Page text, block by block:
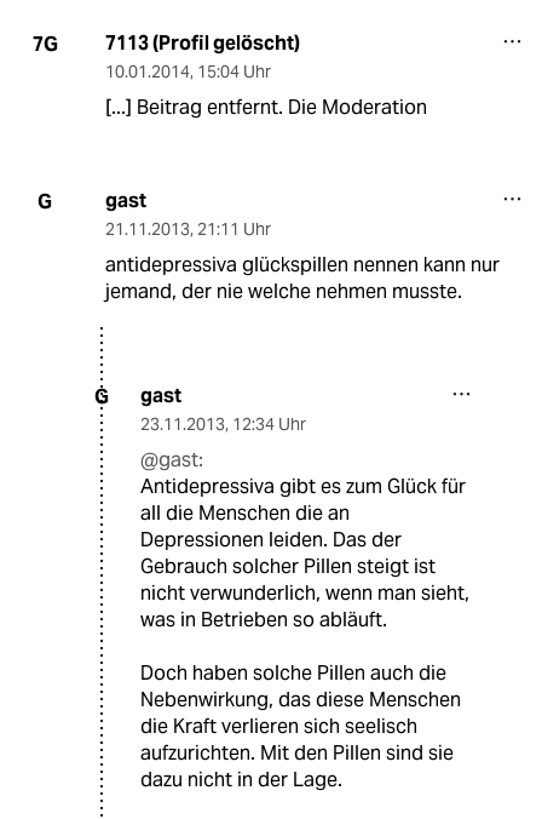
7G 7113 (Profil gelöscht)
10.01.2014, 15:04 Uhr
[...] Beitrag entfernt. Die Moderation
G gast
21.11.2013, 21:11 Uhr
antidepressiva glückspillen nennen kann nur
jemand, der nie welche nehmen musste.
G gast
23.11.2013, 12:34 Uhr
@gast:
Antidepressiva gibt es zum Glück für
all die Menschen die an
Depressionen leiden. Das der
Gebrauch solcher Pillen steigt ist
nicht verwunderlich, wenn man sieht,
was in Betrieben so abläuft.
Doch haben solche Pillen auch die
Nebenwirkung, das diese Menschen
die Kraft verlieren sich seelisch
aufzurichten. Mit den Pillen sind sie
dazu nicht in der Lage.